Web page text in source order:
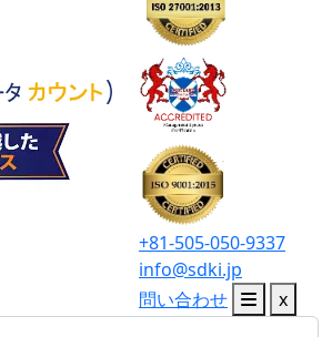
+81-505-050-9337
info@sdki.jp
問い合わせ
x